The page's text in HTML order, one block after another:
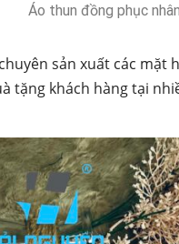
Áo thun đồng phục
sản xuất các
tặng khách hàng tại